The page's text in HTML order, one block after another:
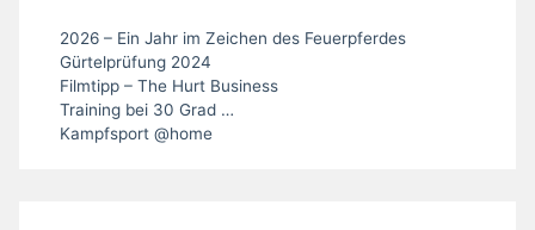
2026 – Ein Jahr im Zeichen des Feuerpferdes
Gürtelprüfung 2024
Filmtipp – The Hurt Business
Training bei 30 Grad …
Kampfsport @home